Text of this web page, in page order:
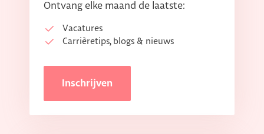
Ontvang elke maand de laatste:
Vacatures
Carrièretips, blogs & nieuws
Inschrijven